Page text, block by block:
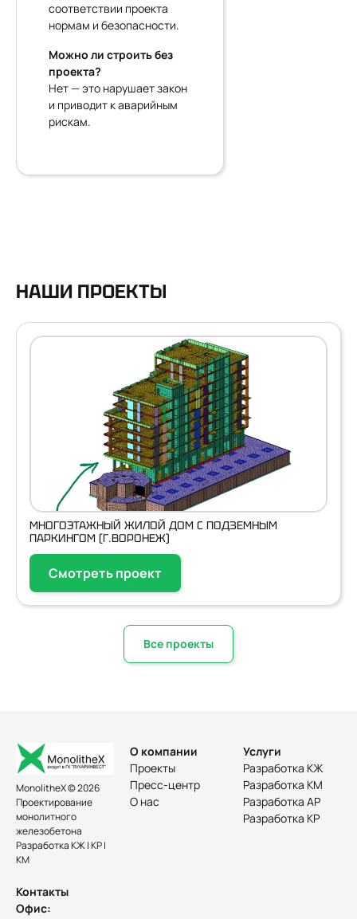
соответствии проекта
нормам и безопасности.
Можно ли строить без
проекта?
Нет — это нарушает закон
и приводит к аварийным
рискам.
НАШИ ПРОЕКТЫ
МНОГОЭТАЖНЫЙ ЖИЛОЙ ДОМ С ПОДЗЕМНЫМ
ПАРКИНГОМ (Г.ВОРОНЕЖ)
Смотреть проект
Все проекты
MonolitheX © 2026
Проектирование
монолитного
железобетона
Разработка КЖ | КР |
КМ
О компании
Проекты
Пресс-центр
О нас
Услуги
Разработка КЖ
Разработка КМ
Разработка АР
Разработка КР
Контакты
Офис: